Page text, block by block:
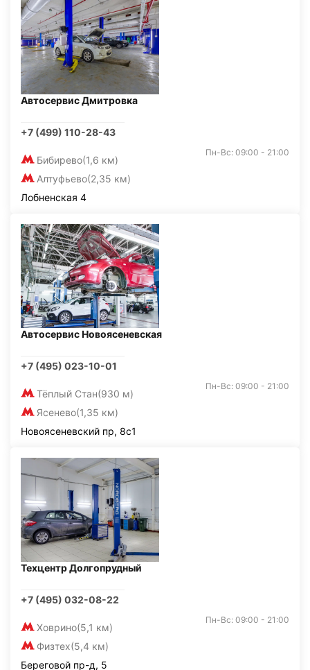
Автосервис Дмитровка
+7 (499) 110-28-43
Бибирево(1,6 км)
Алтуфьево(2,35 км)
Пн-Вс: 09:00 - 21:00
Лобненская 4
Автосервис Новоясеневская
+7 (495) 023-10-01
Тёплый Стан(930 м)
Ясенево(1,35 км)
Пн-Вс: 09:00 - 21:00
Новоясеневский пр, 8с1
Техцентр Долгопрудный
+7 (495) 032-08-22
Ховрино(5,1 км)
Физтех(5,4 км)
Пн-Вс: 09:00 - 21:00
Береговой пр-д, 5